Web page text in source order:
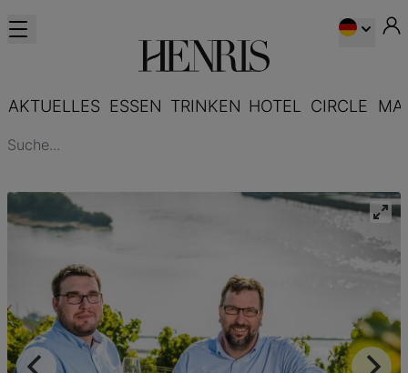
AKTUELLES ESSEN TRINKEN HOTEL CIRCLE